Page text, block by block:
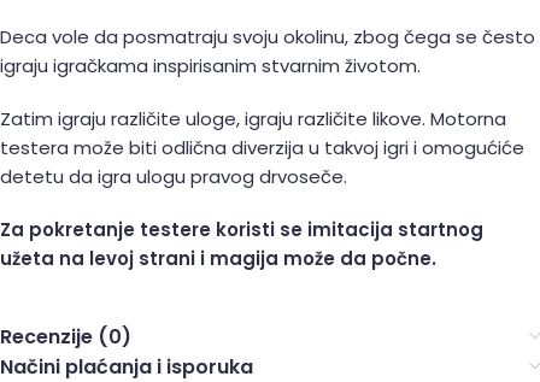
Deca vole da posmatraju svoju okolinu, zbog čega se često
igraju igračkama inspirisanim stvarnim životom.
Zatim igraju različite uloge, igraju različite likove. Motorna
testera može biti odlična diverzija u takvoj igri i omogućiće
detetu da igra ulogu pravog drvoseče.
Za pokretanje testere koristi se imitacija startnog
užeta na levoj strani i magija može da počne.
Recenzije (0)
Načini plaćanja i isporuka